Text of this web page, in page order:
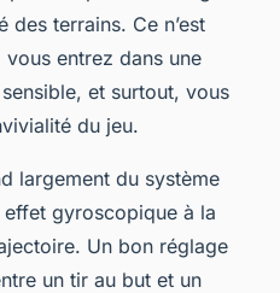
terrains. Ce n’est
entrez dans une
et surtout, vous
du jeu.
largement du système
gyroscopique à la
Un bon réglage
un tir au but et un